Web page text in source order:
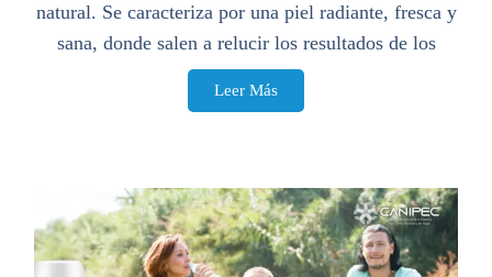
natural. Se caracteriza por una piel radiante, fresca y
sana, donde salen a relucir los resultados de los
Leer Más